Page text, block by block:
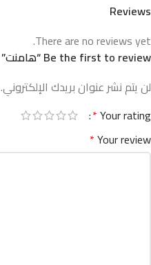
Reviews
There are no reviews yet.
Be the first to review “هامنت”
لن يتم نشر عنوان بريدك الإلكتروني.
Your rating
*
Your review
*